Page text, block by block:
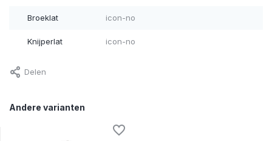
Broeklat icon-no
Knijperlat icon-no
Delen
Andere varianten